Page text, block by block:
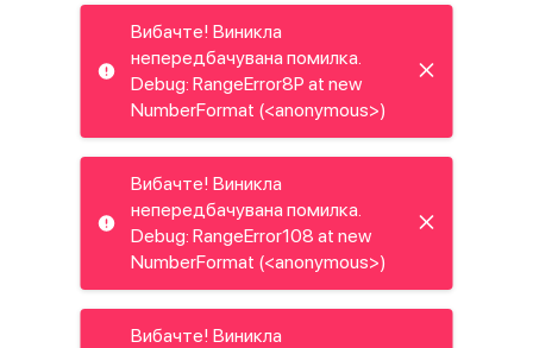
Вибачте! Виникла
непередбачувана помилка.
Debug: RangeError8P at new
NumberFormat (<anonymous>)
Вибачте! Виникла
непередбачувана помилка.
Debug: RangeError108 at new
NumberFormat (<anonymous>)
Вибачте! Виникла